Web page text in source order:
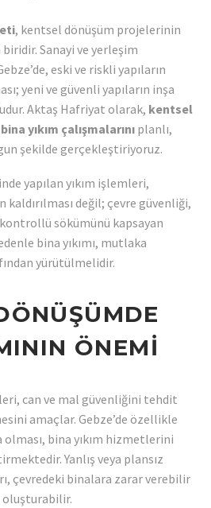
, kentsel dönüşüm projelerinin
Sanayi ve yerleşim
eski ve riskli yapıların
yeni ve güvenli yapıların inşa
Aktaş Hafriyat olarak, kentsel
yıkım çalışmalarını planlı,
şekilde gerçekleştiriyoruz.
yapılan yıkım işlemleri,
kaldırılması değil; çevre güvenliği,
kontrollü sökümünü kapsayan
bina yıkımı, mutlaka
yürütülmelidir.
ÖNEMI
can ve mal güvenliğini tehdit
amaçlar. Gebze’de özellikle
bina yıkım hizmetlerini
Yanlış veya plansız
çevredeki binalara zarar verebilir
oluşturabilir.